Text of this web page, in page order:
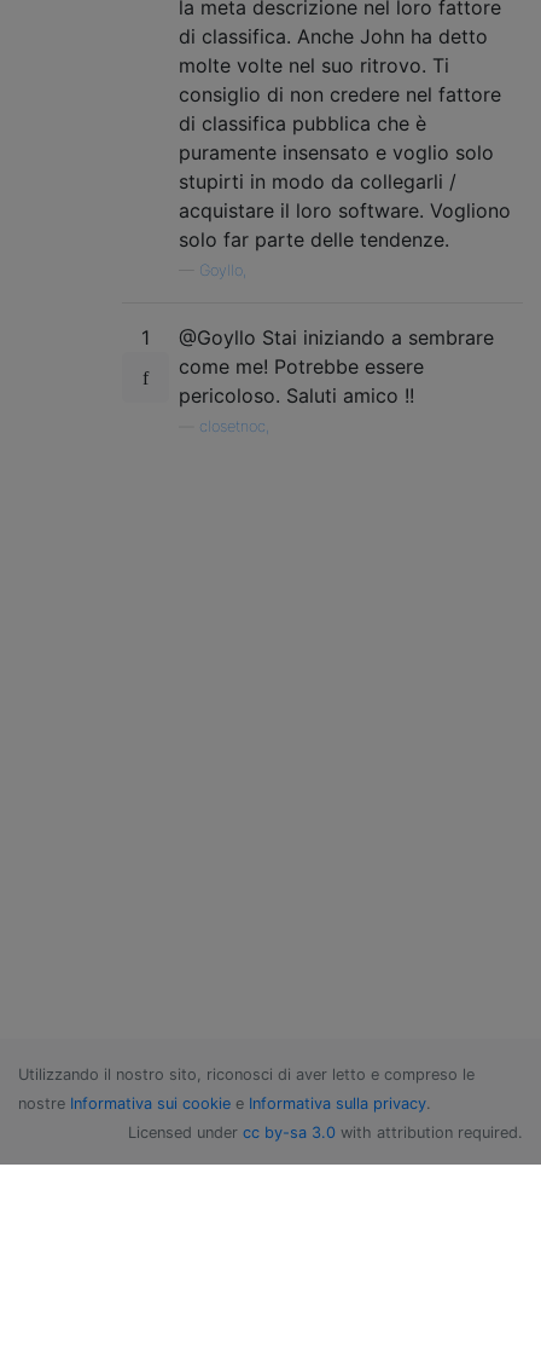
la meta descrizione nel loro fattore
di classifica. Anche John ha detto
molte volte nel suo ritrovo. Ti
consiglio di non credere nel fattore
di classifica pubblica che è
puramente insensato e voglio solo
stupirti in modo da collegarli /
acquistare il loro software. Vogliono
solo far parte delle tendenze.
Goyllo,
1
@Goyllo Stai iniziando a sembrare
come me! Potrebbe essere
pericoloso. Saluti amico !!
closetnoc,
Utilizzando il nostro sito, riconosci di aver letto e compreso le
nostre Informativa sui cookie e Informativa sulla privacy.
Licensed under cc by-sa 3.0 with attribution required.